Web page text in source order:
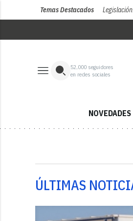
Temas Destacados Legislación
52,000 seguidores
en redes sociales
NOVEDADES
ÚLTIMAS